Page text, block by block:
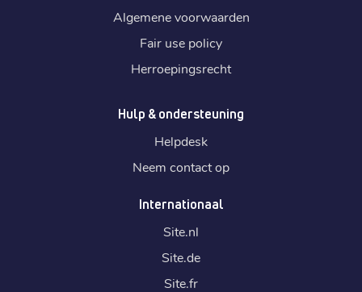
Algemene voorwaarden
Fair use policy
Herroepingsrecht
Hulp & ondersteuning
Helpdesk
Neem contact op
Internationaal
Site.nl
Site.de
Site.fr